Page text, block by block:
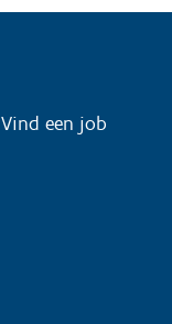
Vind een job